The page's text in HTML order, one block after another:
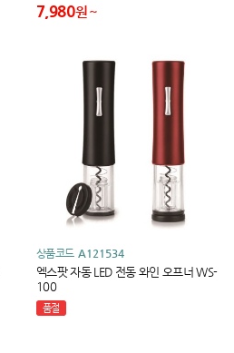
7,980원
상품코드 A121534
엑스팟 자동 LED 전동 와인 오프너 WS-
100
품절